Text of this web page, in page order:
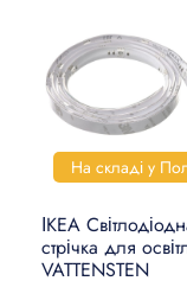
На складі у
ІКЕА
стрічка для
VATTENSTEN